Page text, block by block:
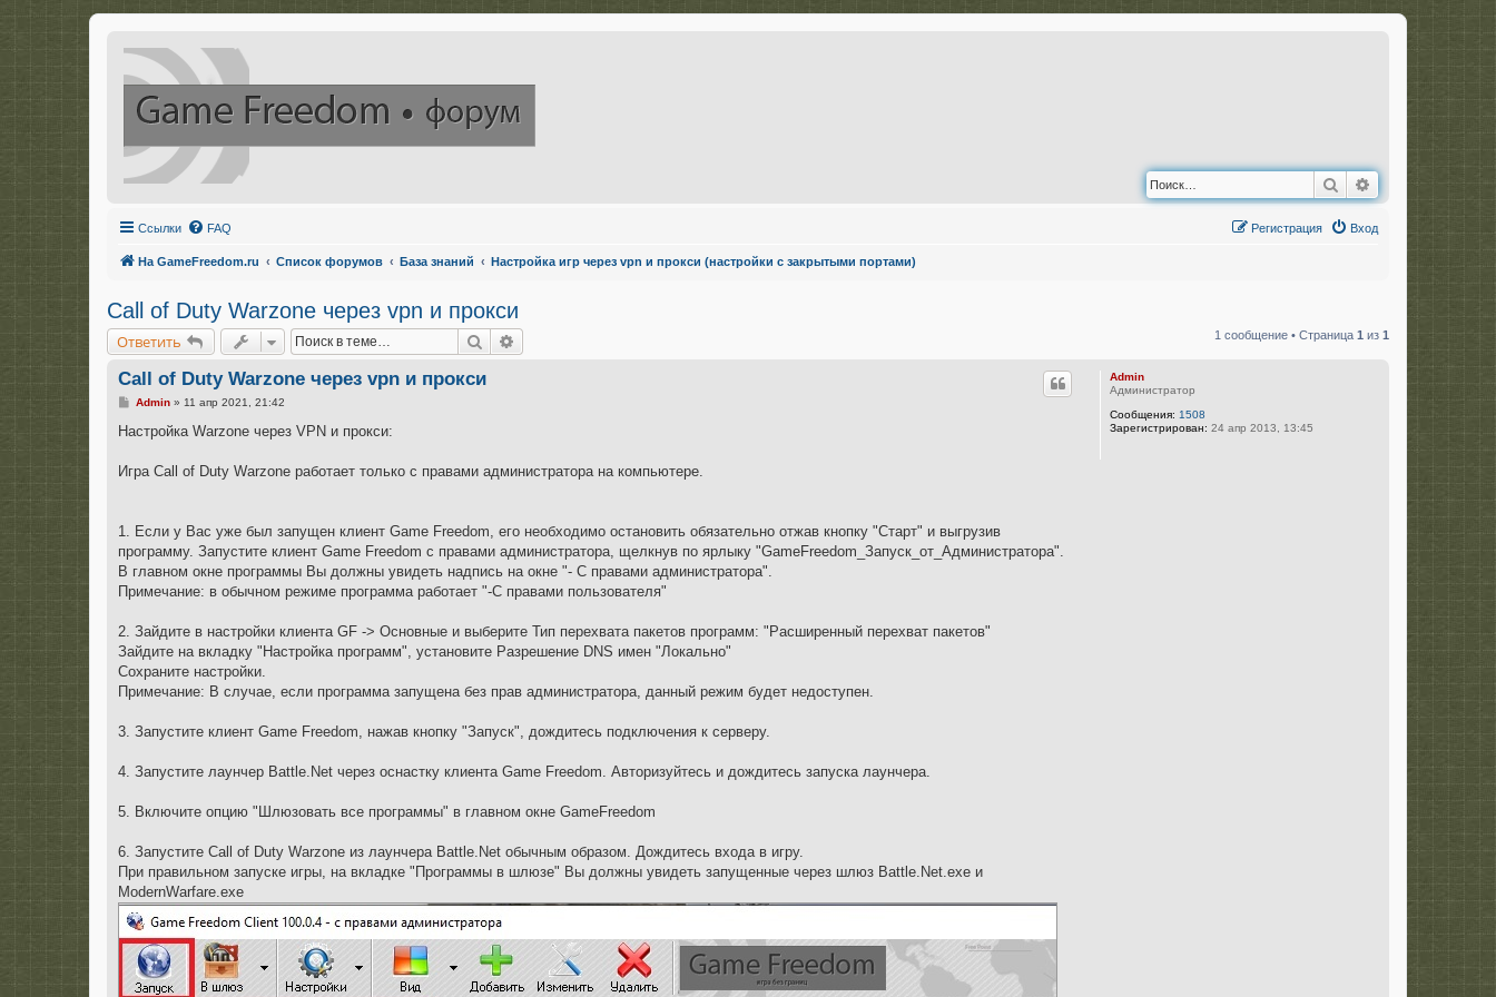
Поиск Расширенный
Ссылки FAQ Вход
Регистрация
На GameFreedom.ru Список форумов База знаний Настройка игр через vpn и прокси (настройки с закрытыми портами)
Call of Duty Warzone через vpn и прокси
Ответить Поиск 1 сообщение • Страница 1 из 1
Admin
Администратор
Сообщения: 1508
Зарегистрирован: 24 апр 2013, 13:45
Call of Duty Warzone через vpn и прокси
С
о
е
н
Admin» 11 апр 2021, 21:42
Настройка Warzone через VPN и прокси:
Игра Call of Duty Warzone работает только с правами администратора на компьютере.
1. Если у Вас уже был запущен клиент Game Freedom, его необходимо остановить обязательно отжав кнопку "Cтарт" и выгрузив
программу. Запустите клиент Game Freedom с правами администратора, щелкнув по ярлыку "GameFreedom_Запуск_от_Администратора".
В главном окне программы Вы должны увидеть надпись на окне "- С правами администратора".
Примечание: в обычном режиме программа работает "-C правами пользователя"
2. Зайдите в настройки клиента GF -> Основные и выберите Тип перехвата пакетов программ: "Расширенный перехват пакетов"
Зайдите на вкладку "Настройка программ", установите Разрешение DNS имен "Локально"
Сохраните настройки.
Примечание: В случае, если программа запущена без прав администратора, данный режим будет недоступен.
3. Запустите клиент Game Freedom, нажав кнопку "Запуск", дождитесь подключения к серверу.
4. Запустите лаунчер Battle.Net через оснастку клиента Game Freedom. Авторизуйтесь и дождитесь запуска лаунчера.
5. Включите опцию "Шлюзовать все программы" в главном окне GameFreedom
6. Запустите Call of Duty Warzone из лаунчера Battle.Net обычным образом. Дождитесь входа в игру.
При правильном запуске игры, на вкладке "Программы в шлюзе" Вы должны увидеть запущенные через шлюз Battle.Net.exe и
ModernWarfare.exe